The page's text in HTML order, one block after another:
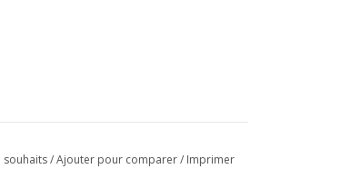
souhaits/Ajouter pour comparer/ Imprimer